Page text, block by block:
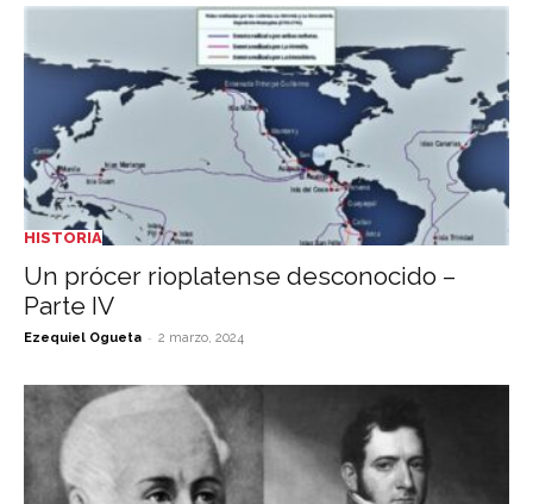
Hoy
HISTORIA
Un prócer rioplatense desconocido –
Parte IV
Ezequiel Ogueta - 2 marzo, 2024